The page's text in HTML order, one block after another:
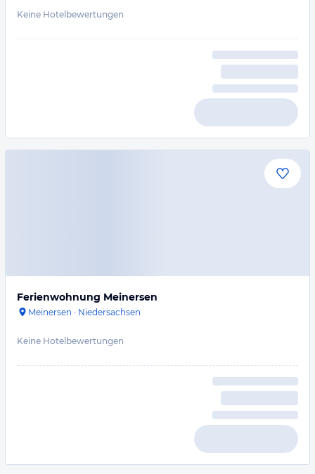
Keine Hotelbewertungen
Ferienwohnung Meinersen
Meinersen · Niedersachsen
Keine Hotelbewertungen